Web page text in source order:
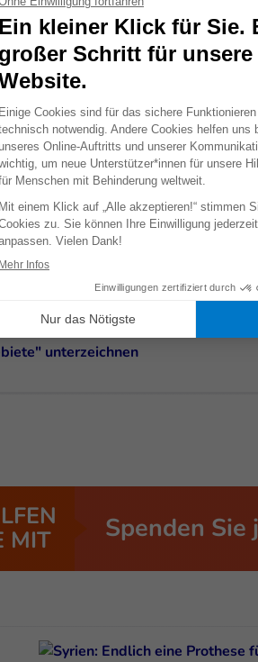
angehören:
unterzeichnen
MIT Spenden Sie